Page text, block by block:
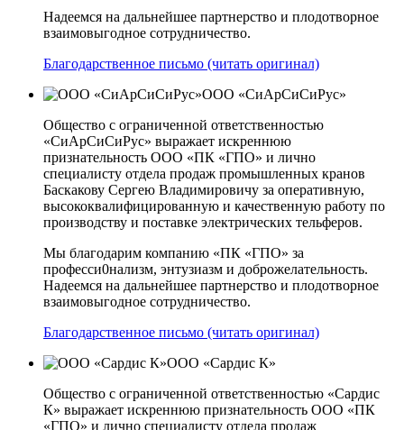
Надеемся на дальнейшее партнерство и плодотворное
взаимовыгодное сотрудничество.
Благодарственное письмо (читать оригинал)
ООО «СиАрСиСиРус»
Общество с ограниченной ответственностью
«СиАрСиСиРус» выражает искреннюю
признательность ООО «ПК «ГПО» и лично
специалисту отдела продаж промышленных кранов
Баскакову Сергею Владимировичу за оперативную,
высококвалифицированную и качественную работу по
производству и поставке электрических тельферов.
Мы благодарим компанию «ПК «ГПО» за
професси0нализм, энтузиазм и доброжелательность.
Надеемся на дальнейшее партнерство и плодотворное
взаимовыгодное сотрудничество.
Благодарственное письмо (читать оригинал)
ООО «Сардис К»
Общество с ограниченной ответственностью «Сардис
К» выражает искреннюю признательность ООО «ПК
«ГПО» и лично специалисту отдела продаж